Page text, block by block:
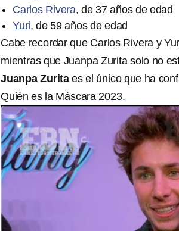
Carlos Rivera, de 37 años de edad
Yuri, de 59 años de edad
Cabe recordar que Carlos Rivera y
mientras que Juanpa Zurita solo no
Juanpa Zurita es el único que ha
Quién es la Máscara 2023.